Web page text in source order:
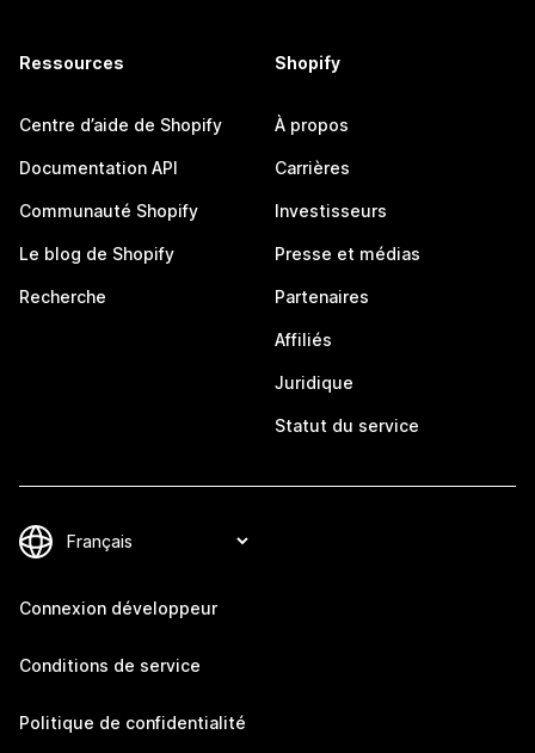
Ressources
Centre d’aide de Shopify
Documentation API
Communauté Shopify
Le blog de Shopify
Recherche
Shopify
À propos
Carrières
Investisseurs
Presse et médias
Partenaires
Affiliés
Juridique
Statut du service
Connexion développeur
Conditions de service
Politique de confidentialité